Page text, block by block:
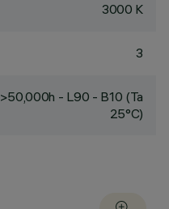
3000 K
3
>50,000h - L90 - B10 (Ta
25°C)